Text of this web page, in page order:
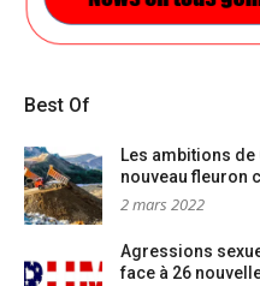
Best Of
Les ambitions de
nouveau fleuron
2 mars 2022
Agressions
face à 26